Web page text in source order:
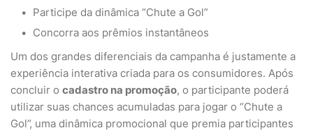
Participe da dinâmica “Chute a Gol”
Concorra aos prêmios instantâneos
Um dos grandes diferenciais da campanha é justamente a
experiência interativa criada para os consumidores. Após
concluir o cadastro na promoção, o participante poderá
utilizar suas chances acumuladas para jogar o “Chute a
Gol”, uma dinâmica promocional que premia participantes